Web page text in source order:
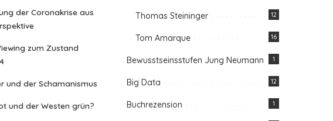
der Coronakrise aus
zum Zustand
und der Schamanismus
und der Westen grün?
Thomas Steininger 12
Tom Amarque 16
Bewusstseinsstufen Jung Neumann 1
Big Data 12
Buchrezension 1